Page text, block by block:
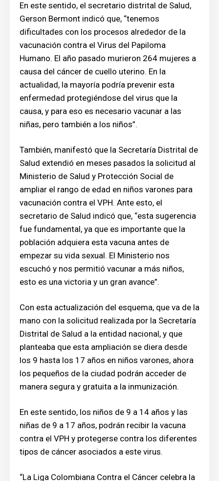
En este sentido, el secretario distrital de Salud,
Gerson Bermont indicó que, “tenemos
dificultades con los procesos alrededor de la
vacunación contra el Virus del Papiloma
Humano. El año pasado murieron 264 mujeres a
causa del cáncer de cuello uterino. En la
actualidad, la mayoría podría prevenir esta
enfermedad protegiéndose del virus que la
causa, y para eso es necesario vacunar a las
niñas, pero también a los niños”.
También, manifestó que la Secretaría Distrital de
Salud extendió en meses pasados la solicitud al
Ministerio de Salud y Protección Social de
ampliar el rango de edad en niños varones para
vacunación contra el VPH. Ante esto, el
secretario de Salud indicó que, “esta sugerencia
fue fundamental, ya que es importante que la
población adquiera esta vacuna antes de
empezar su vida sexual. El Ministerio nos
escuchó y nos permitió vacunar a más niños,
esto es una victoria y un gran avance”.
Con esta actualización del esquema, que va de la
mano con la solicitud realizada por la Secretaría
Distrital de Salud a la entidad nacional, y que
planteaba que esta ampliación se diera desde
los 9 hasta los 17 años en niños varones, ahora
los pequeños de la ciudad podrán acceder de
manera segura y gratuita a la inmunización.
En este sentido, los niños de 9 a 14 años y las
niñas de 9 a 17 años, podrán recibir la vacuna
contra el VPH y protegerse contra los diferentes
tipos de cáncer asociados a este virus.
“La Liga Colombiana Contra el Cáncer celebra la